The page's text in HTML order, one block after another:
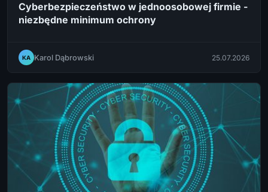
Cyberbezpieczeństwo w jednoosobowej firmie -
niezbędne minimum ochrony
KA Karol Dąbrowski 25.07.2026